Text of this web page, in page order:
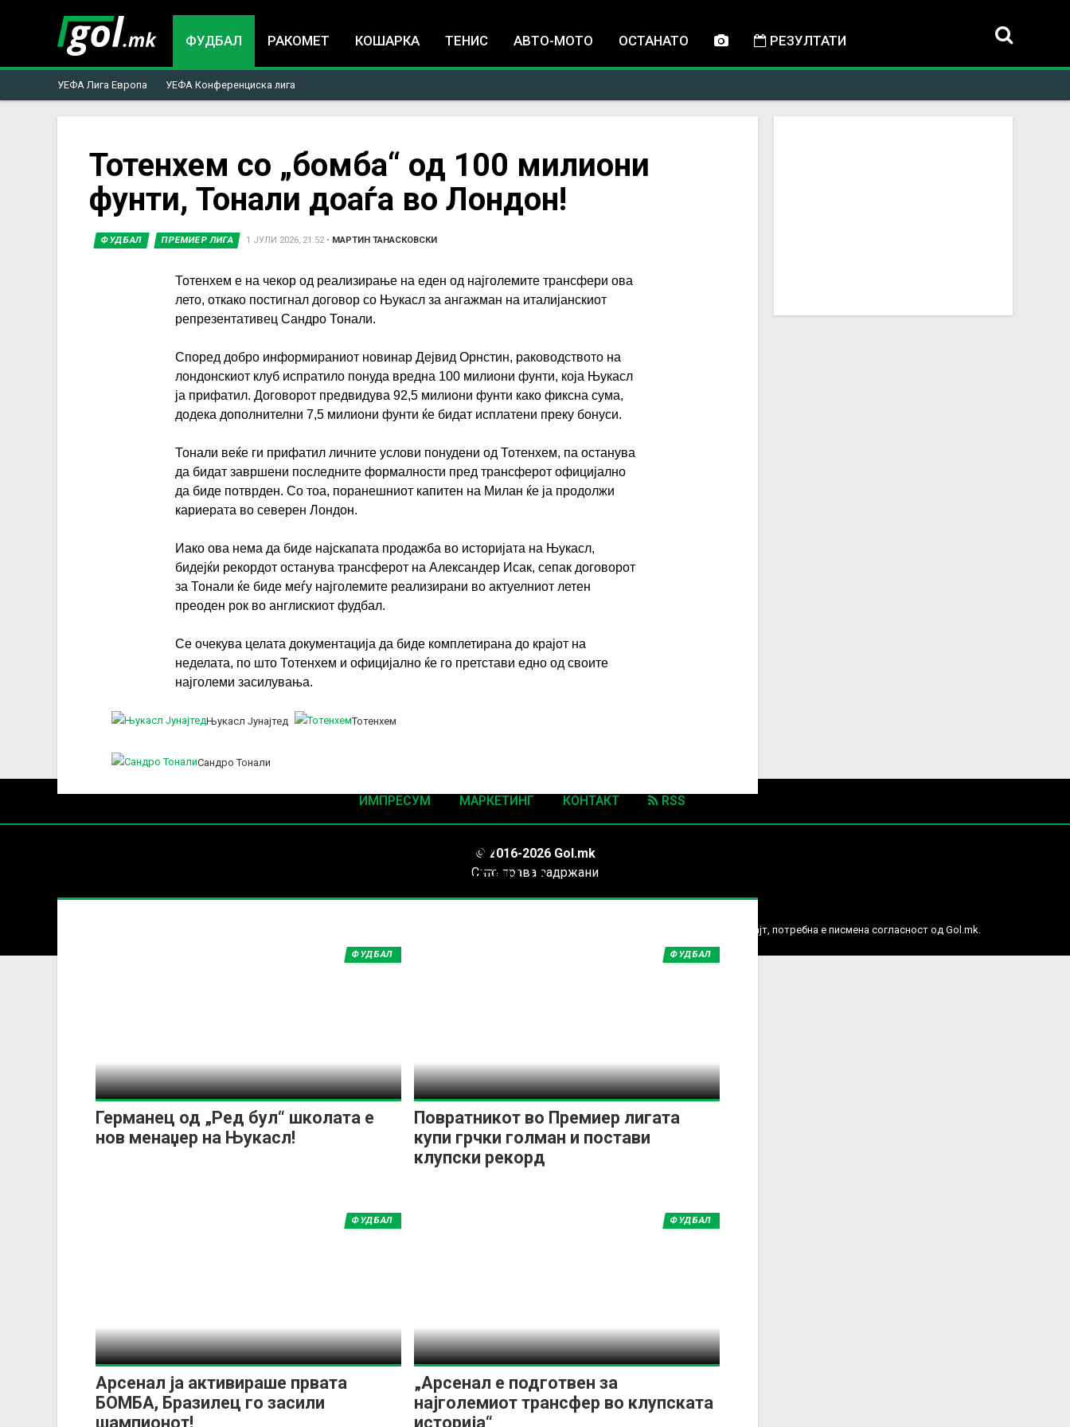
ФУДБАЛ РАКОМЕТ КОШАРКА ТЕНИС АВТО-МОТО ОСТАНАТО РЕЗУЛТАТИ
УЕФА Лига Европа УЕФА Конференциска лига
You
here
Тотенхем со „бомба“ од 100 милиони
фунти, Тонали доаѓа во Лондон!
ФУДБАЛ ПРЕМИЕР ЛИГА 1 ЈУЛИ 2026, 21:52• МАРТИН ТАНАСКОВСКИ
Тотенхем е на чекор од реализирање на еден од најголемите трансфери ова
лето, откако постигнал договор со Њукасл за ангажман на италијанскиот
репрезентативец Сандро Тонали.
Според добро информираниот новинар Дејвид Орнстин, раководството на
лондонскиот клуб испратило понуда вредна 100 милиони фунти, која Њукасл
ја прифатил. Договорот предвидува 92,5 милиони фунти како фиксна сума,
додека дополнителни 7,5 милиони фунти ќе бидат исплатени преку бонуси.
Тонали веќе ги прифатил личните услови понудени од Тотенхем, па останува
да бидат завршени последните формалности пред трансферот официјално
да биде потврден. Со тоа, поранешниот капитен на Милан ќе ја продолжи
кариерата во северен Лондон.
Иако ова нема да биде најскапата продажба во историјата на Њукасл,
бидејќи рекордот останува трансферот на Александер Исак, сепак договорот
за Тонали ќе биде меѓу најголемите реализирани во актуелниот летен
преоден рок во англискиот фудбал.
Се очекува целата документација да биде комплетирана до крајот на
неделата, по што Тотенхем и официјално ќе го претстави едно од своите
најголеми засилувања.
Њукасл Јунајтед Тотенхем
Сандро Тонали
Најнови вести од
ПРЕМИЕР ЛИГА, АНГЛИЈА
Германец од „Ред бул“ школата е
нов менаџер на Њукасл!
ФУДБАЛ
Повратникот во Премиер лигата
купи грчки голман и постави
клупски рекорд
ФУДБАЛ
Арсенал ја активираше првата
БОМБА, Бразилец го засили
шампионот!
ФУДБАЛ
„Арсенал е подготвен за
најголемиот трансфер во клупската
историја“
ФУДБАЛ
ИМПРЕСУМ МАРКЕТИНГ КОНТАКТ RSS
© 2016-2026 Gol.mk
Сите права задржани
За секоја форма на распространување, репродукција или комерцијална употреба на текстови, фотографии или податоци од овој веб сајт, потребна е писмена согласност од Gol.mk.